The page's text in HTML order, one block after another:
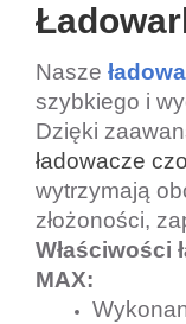
Nasze
szybkiego i
Dzięki
ładowacze
wytrzymają
złożoności,
Właściwości
MAX: